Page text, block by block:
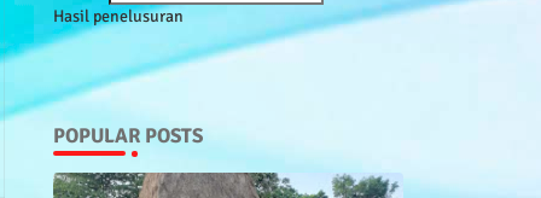
Hasil penelusuran
POPULAR POSTS